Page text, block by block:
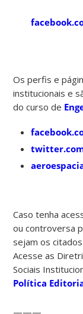
Os perfis e
institucionais e
do curso de
Caso tenha
ou controversa
sejam os
Acesse as
Sociais
Política
———